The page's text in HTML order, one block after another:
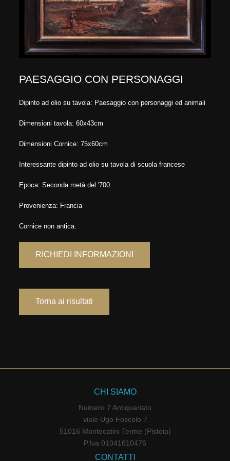
PAESAGGIO CON PERSONAGGI
Dipinto ad olio su tavola: Paesaggio con personaggi ed animali
Dimensioni tavola: 60x43cm
Dimensioni Cornice: 75x60cm
Interessante dipinto ad olio su tavola di scuola francese
Epoca: Seconda metà del '700
Provenienza: Francia
Cornice non antica.
RICHIEDI INFORMAZIONI
Torna ai risultati
CHI SIAMO
Numero 7 Antiquariato
viale Ugo Foscolo 7
51016 Montecatini Terme (Pistoia)
P.Iva 01041610476
CONTATTI